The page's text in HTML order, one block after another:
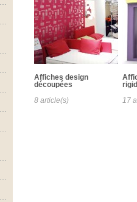
Affiches design
découpées
8 article(s)
17